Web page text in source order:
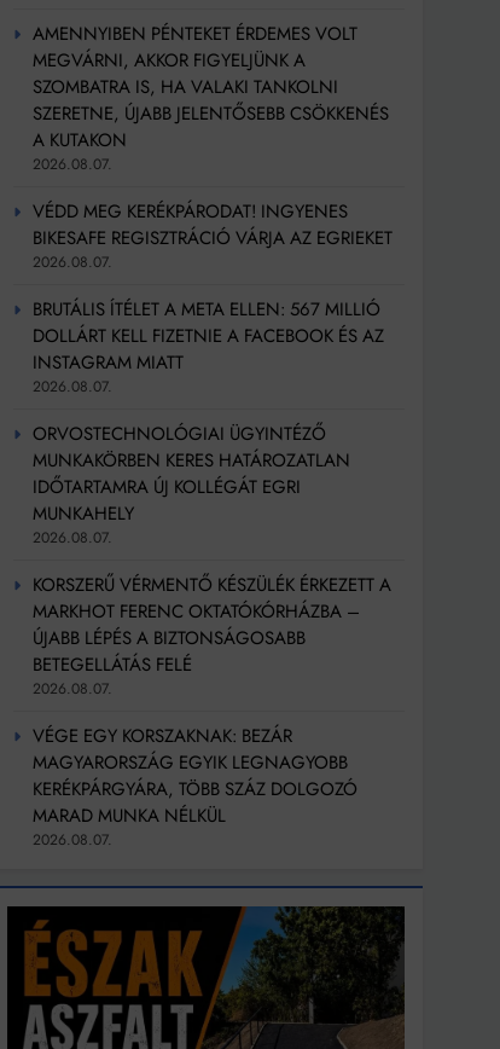
AMENNYIBEN PÉNTEKET ÉRDEMES VOLT
MEGVÁRNI, AKKOR FIGYELJÜNK A
SZOMBATRA IS, HA VALAKI TANKOLNI
SZERETNE, ÚJABB JELENTŐSEBB CSÖKKENÉS
A KUTAKON
2026.08.07.
VÉDD MEG KERÉKPÁRODAT! INGYENES
BIKESAFE REGISZTRÁCIÓ VÁRJA AZ EGRIEKET
2026.08.07.
BRUTÁLIS ÍTÉLET A META ELLEN: 567 MILLIÓ
DOLLÁRT KELL FIZETNIE A FACEBOOK ÉS AZ
INSTAGRAM MIATT
2026.08.07.
ORVOSTECHNOLÓGIAI ÜGYINTÉZŐ
MUNKAKÖRBEN KERES HATÁROZATLAN
IDŐTARTAMRA ÚJ KOLLÉGÁT EGRI
MUNKAHELY
2026.08.07.
KORSZERŰ VÉRMENTŐ KÉSZÜLÉK ÉRKEZETT A
MARKHOT FERENC OKTATÓKÓRHÁZBA –
ÚJABB LÉPÉS A BIZTONSÁGOSABB
BETEGELLÁTÁS FELÉ
2026.08.07.
VÉGE EGY KORSZAKNAK: BEZÁR
MAGYARORSZÁG EGYIK LEGNAGYOBB
KERÉKPÁRGYÁRA, TÖBB SZÁZ DOLGOZÓ
MARAD MUNKA NÉLKÜL
2026.08.07.